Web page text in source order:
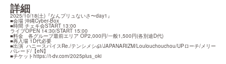
詳細
2025/10/18(土)『なんプリュないさ〜day1』
■会場 沖縄Cyber-Box
■時間 チェキ会START 13:00
ライブOPEN 14:30/START 15:00
■料金　各グループ最前エリア OP2,000円/一般1,500円(各別途D代)
■再入場 1D代必要
■出演  ハニースパイスRe./テンシメシ໒꒱/JAPANARIZM/Loulouchouchou/UPローチ/メリー
パレード/【eN】
■チケットhttps://t-dv.com/2025plus_oki